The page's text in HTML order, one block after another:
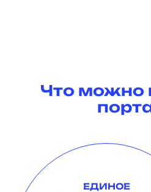
Что можно
ЕДИНОЕ